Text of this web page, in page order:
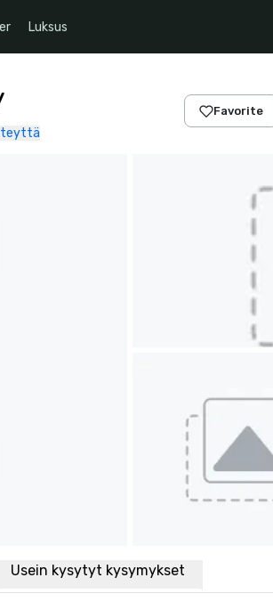
Luksus
Favorite
Usein kysytyt kysymykset